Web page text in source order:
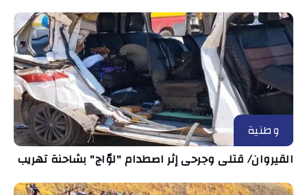
وطنية
القيروان/ قتلى وجرحى إثر اصطدام "لوّاج" بشاحنة تهريب